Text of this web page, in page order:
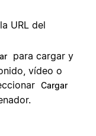
URL del
para cargar y
vídeo o
Cargar